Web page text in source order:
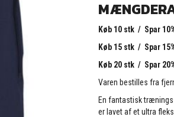
Køb 10 stk / Spar
Køb 15 stk / Spar
Køb 20 stk / Spar
Varen bestilles fra
En fantastisk
er lavet af et ultra